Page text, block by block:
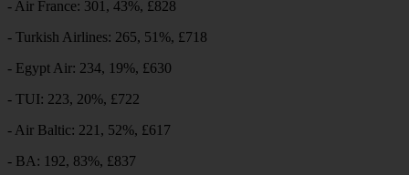
- Air France: 301, 43%, £828
- Turkish Airlines: 265, 51%, £718
- Egypt Air: 234, 19%, £630
- TUI: 223, 20%, £722
- Air Baltic: 221, 52%, £617
- BA: 192, 83%, £837